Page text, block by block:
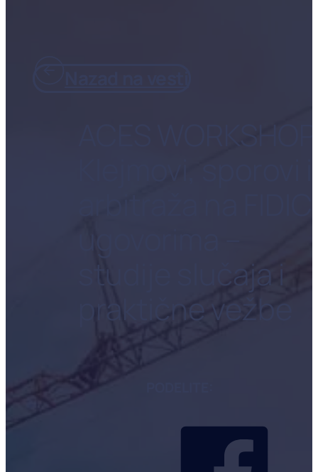
studije slučaja i
praktične vežbe